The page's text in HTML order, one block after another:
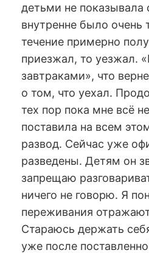
детьми не показывала
внутренне было
течение примерно
приезжал, то уезжал.
завтраками», что
о том, что уехал.
тех пор пока мне всё
поставила на всем
развод. Сейчас уже
разведены. Детям он
запрещаю
ничего не говорю. Я
переживания
Стараюсь держать
уже после